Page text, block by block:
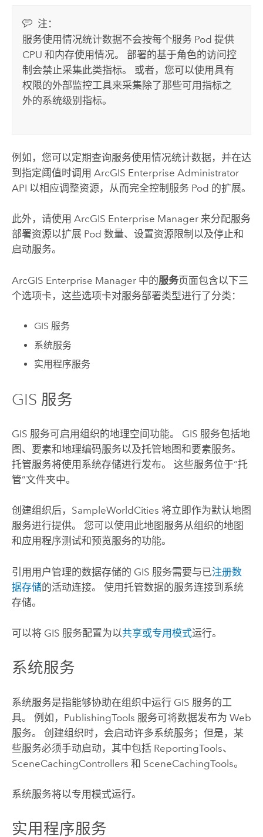
注：
服务使用情况统计数据不会按每个服务 Pod 提供
CPU 和内存使用情况。 部署的基于角色的访问控
制会禁止采集此类指标。 或者，您可以使用具有
权限的外部监控工具来采集除了那些可用指标之
外的系统级别指标。
例如，您可以定期查询服务使用情况统计数据，并在达
到指定阈值时调用 ArcGIS Enterprise Administrator
API 以相应调整资源，从而完全控制服务 Pod 的扩展。
此外，请使用 ArcGIS Enterprise Manager来分配服务
部署资源以扩展 Pod 数量、设置资源限制以及停止和
启动服务。
ArcGIS Enterprise Manager中的服务页面包含以下三
个选项卡，这些选项卡对服务部署类型进行了分类：
GIS 服务
系统服务
实用程序服务
GIS 服务
GIS 服务可启用组织的地理空间功能。 GIS 服务包括地
图、要素和地理编码服务以及托管地图和要素服务。
托管服务将使用系统存储进行发布。 这些服务位于“托
管”文件夹中。
创建组织后，SampleWorldCities 将立即作为默认地图
服务进行提供。 您可以使用此地图服务从组织的地图
和应用程序测试和预览服务的功能。
引用用户管理的数据存储的 GIS 服务需要与已注册数
据存储的活动连接。 使用托管数据的服务连接到系统
存储。
可以将 GIS 服务配置为以共享或专用模式运行。
系统服务
系统服务是指能够协助在组织中运行 GIS 服务的工
具。 例如，PublishingTools 服务可将数据发布为 Web
服务。 创建组织时，会启动许多系统服务；但是，某
些服务必须手动启动，其中包括 ReportingTools、
SceneCachingControllers 和 SceneCachingTools。
系统服务将以专用模式运行。
实用程序服务